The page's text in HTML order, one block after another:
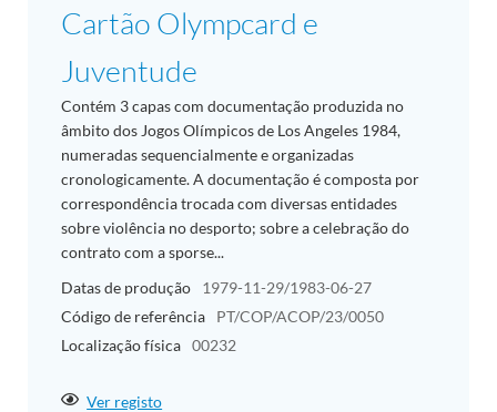
Cartão Olympcard e
Juventude
Contém 3 capas com documentação produzida no
âmbito dos Jogos Olímpicos de Los Angeles 1984,
numeradas sequencialmente e organizadas
cronologicamente. A documentação é composta por
correspondência trocada com diversas entidades
sobre violência no desporto; sobre a celebração do
contrato com a sporse...
Datas de produção
1979-11-29/1983-06-27
Código de referência
PT/COP/ACOP/23/0050
Localização física 00232
Ver registo